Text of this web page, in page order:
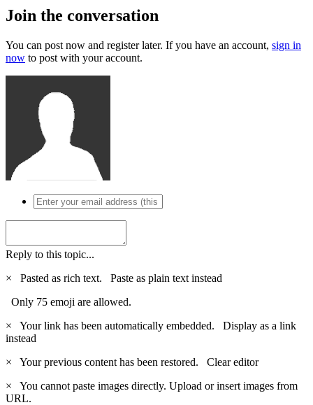
Join the conversation
You can post now and register later. If you have an account, sign in
now to post with your account.
Reply to this topic...
×
Pasted as rich text. Paste as plain text instead
Only 75 emoji are allowed.
×
Your link has been automatically embedded. Display as a link
instead
×
Your previous content has been restored. Clear editor
×
You cannot paste images directly. Upload or insert images from
URL.